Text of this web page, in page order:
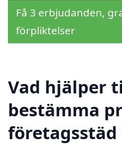
Få 3 erbjudanden,
förpliktelser
Vad hjälper
bestämma
företagsstäd